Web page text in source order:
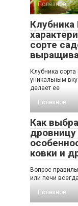
Полезное
Клубника
сорте
Клубника
уникальным
делает ее
Полезное
Как
ковки и
Вопрос
или печи
Полезное